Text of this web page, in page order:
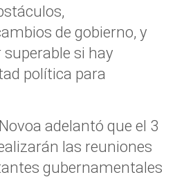
de gobierno, y
superable si hay
política para
adelantó que el 3
las reuniones
gubernamentales